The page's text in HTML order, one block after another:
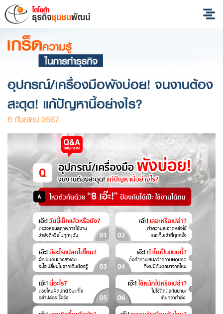
อุปกรณ์/เครื่องมือพังบ่อย! จนงานต้อง
สะดุด! แก้ปัญหานี้อย่างไร?
6 กันยายน 2567